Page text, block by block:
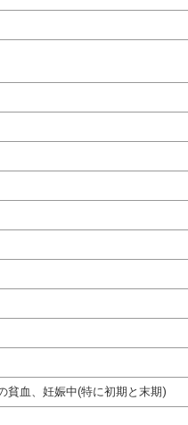
貧血、妊娠中(特に初期と末期)